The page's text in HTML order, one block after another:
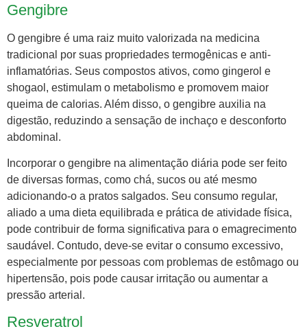
Gengibre
O gengibre é uma raiz muito valorizada na medicina
tradicional por suas propriedades termogênicas e anti-
inflamatórias. Seus compostos ativos, como gingerol e
shogaol, estimulam o metabolismo e promovem maior
queima de calorias. Além disso, o gengibre auxilia na
digestão, reduzindo a sensação de inchaço e desconforto
abdominal.
Incorporar o gengibre na alimentação diária pode ser feito
de diversas formas, como chá, sucos ou até mesmo
adicionando-o a pratos salgados. Seu consumo regular,
aliado a uma dieta equilibrada e prática de atividade física,
pode contribuir de forma significativa para o emagrecimento
saudável. Contudo, deve-se evitar o consumo excessivo,
especialmente por pessoas com problemas de estômago ou
hipertensão, pois pode causar irritação ou aumentar a
pressão arterial.
Resveratrol